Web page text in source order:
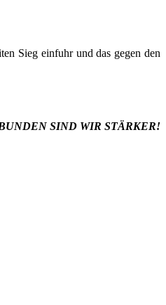
Sieg einfuhr und das gegen den
SIND WIR STÄRKER!